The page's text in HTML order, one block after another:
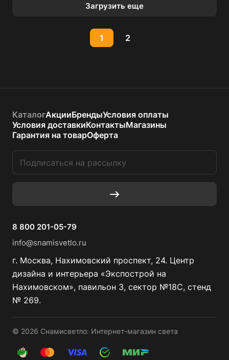
Загрузить еще
1 2
КаталогАкцииБрендыУсловия оплаты
Условия доставкиКонтактыМагазины
Гарантия на товарОферта
8 800 201-05-79
info@snamisvetlo.ru
г. Москва, Нахимовский проспект, 24. Центр
дизайна и интерьера «Экспострой на
Нахимовском», павильон 3, сектор №18С, стенд
№ 269.
© 2026 Снамисветло: Интернет-магазин света